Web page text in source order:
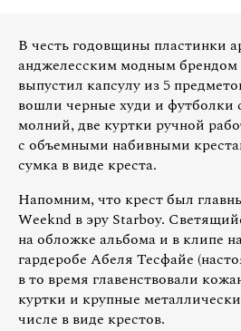
В честь годовщины пластинки
анджелесским модным брендом
выпустил капсулу из 5
вошли черные худи и футболки
молний, две куртки ручной
с объемными набивными
сумка в виде креста.
Напомним, что крест был
Weeknd в эру Starboy.
на обложке альбома и в клипе
гардеробе Абеля Тесфайе
в то время главенствовали
куртки и крупные
числе в виде крестов.